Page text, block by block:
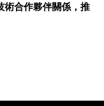
術合作夥伴關係，推